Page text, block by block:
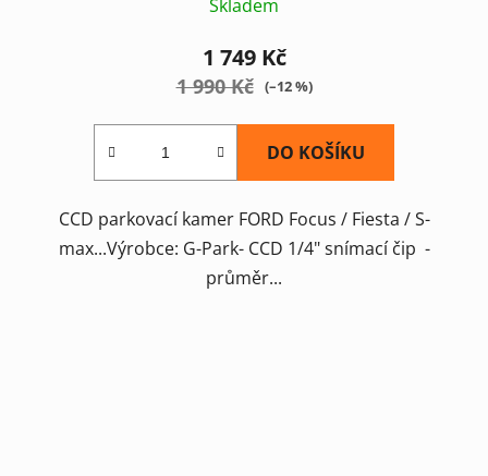
Skladem
1 749 Kč
1 990 Kč (–12 %)
DO KOŠÍKU
CCD parkovací kamer FORD Focus / Fiesta / S-
max...Výrobce: G-Park- CCD 1/4" snímací čip -
průměr...